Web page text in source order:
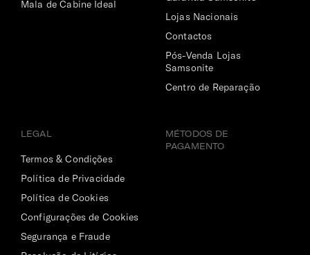
Mala de Cabine Ideal
Lojas Nacionais
Contactos
Pós-Venda Lojas
Samsonite
Centro de Reparação
LEGAL
Termos & Condições
Política de Privacidade
Política de Cookies
Configurações de Cookies
Segurança e Fraude
MÉTODOS DE
PAGAMENTO